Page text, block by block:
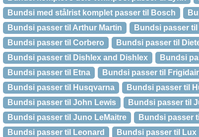
Bundsi med stålrist komplet passer til Bosch
Bundsi passer til Arthur Martin
Bundsi passer
Bundsi passer til Corbero
Bundsi passer til
Bundsi passer til Dishlex and Dishlex
Bundsi
Bundsi passer til Etna
Bundsi passer til
Bundsi passer til Husqvarna
Bundsi passer til
Bundsi passer til John Lewis
Bundsi passer til
Bundsi passer til Juno LeMaitre
Bundsi passer
Bundsi passer til Leonard
Bundsi passer til Lux